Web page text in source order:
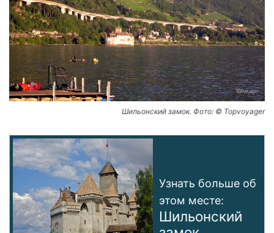
Шильонский замок. Фото: © Topvoyager
Узнать больше об
этом месте:
Шильонский